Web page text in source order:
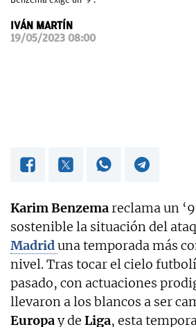
IVÁN MARTÍN
19/05/2023 08:00
Karim Benzemareclama un
sostenible la situación del
Madriduna temporada más
nivel. Tras tocar el cielo
pasado, con actuaciones
llevaron a los blancos a ser
Europay de Liga, esta